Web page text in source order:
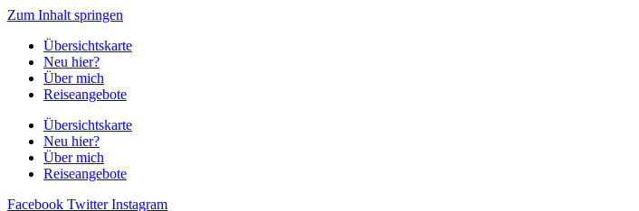
Zum Inhalt springen
Übersichtskarte
Neu hier?
Über mich
Reiseangebote
Übersichtskarte
Neu hier?
Über mich
Reiseangebote
Facebook Twitter Instagram